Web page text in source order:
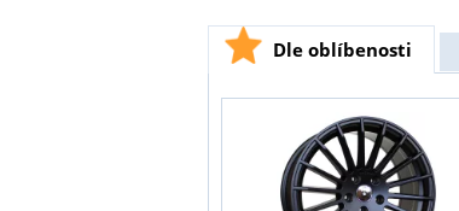
Dle oblíbenosti